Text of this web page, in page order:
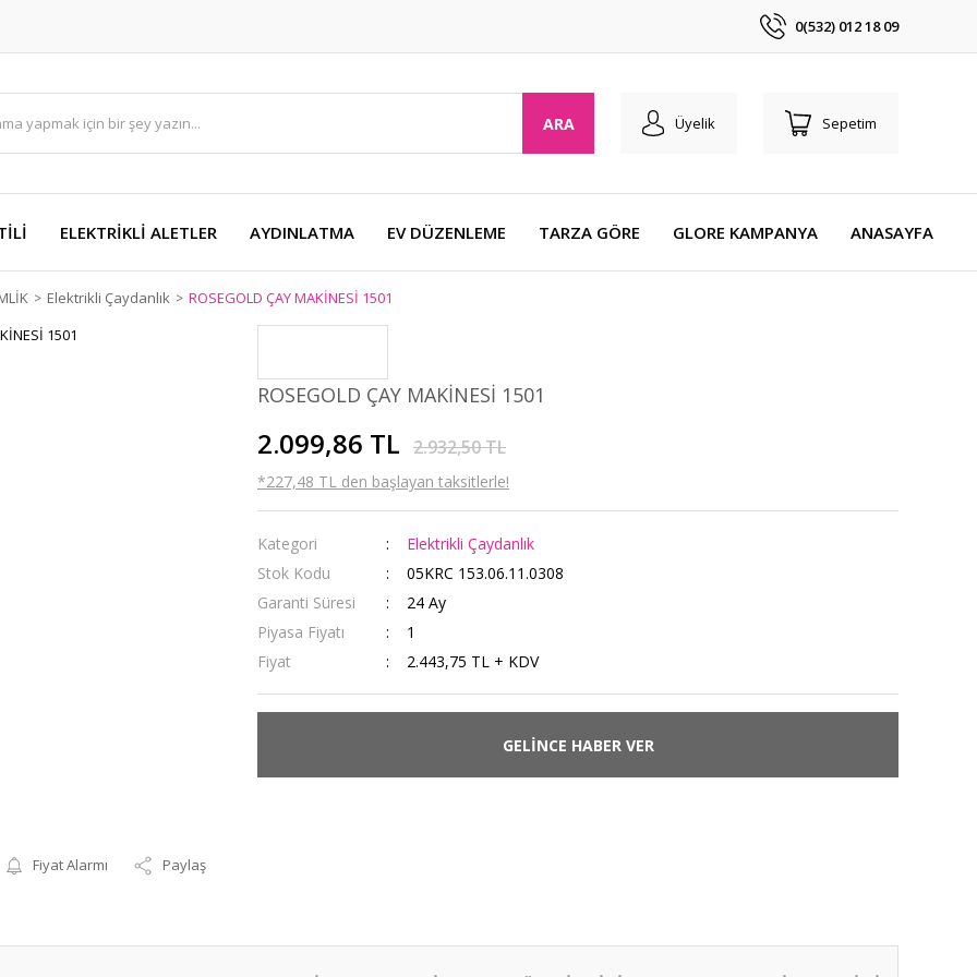
0(532) 012 18 09
ARA Üyelik Sepetim
ELEKTRİKLİ ALETLER AYDINLATMA EV DÜZENLEME TARZA GÖRE GLORE KAMPANYA ANASAYFA
Elektrikli Çaydanlık ROSEGOLD ÇAY MAKİNESİ 1501
Fiyat Alarmı Paylaş
ROSEGOLD ÇAY MAKİNESİ 1501
2.099,86 TL 2.932,50 TL
*227,48 TL den başlayan taksitlerle!
Kategori
Elektrikli Çaydanlık
Stok Kodu
05KRC 153.06.11.0308
Garanti Süresi
24 Ay
Piyasa Fiyatı
1
Fiyat
2.443,75 TL + KDV
GELİNCE HABER VER